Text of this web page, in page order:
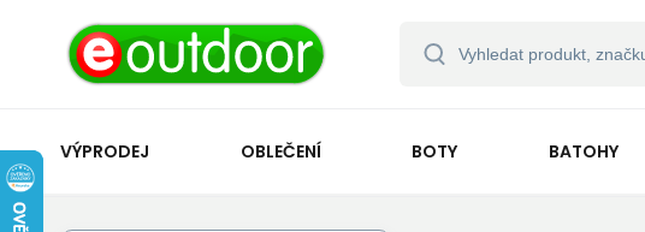
VÝPRODEJ OBLEČENÍ BOTY BATOHY